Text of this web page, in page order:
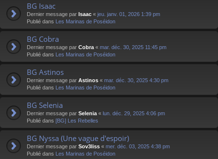
BG Isaac
Dernier message par Isaac « jeu. janv. 01, 2026 1:39 pm
Publié dans Les Marinas de Poséidon
BG Cobra
Dernier message par Cobra « mar. déc. 30, 2025 11:45 pm
Publié dans Les Marinas de Poséidon
BG Astinos
Dernier message par Astinos « mar. déc. 30, 2025 4:30 pm
Publié dans Les Marinas de Poséidon
BG Selenia
Dernier message par Selenia « lun. déc. 29, 2025 4:06 pm
Publié dans [BG] Les Rebelles
BG Nyssa (Une vague d'espoir)
Dernier message par Sov3liss « mer. déc. 03, 2025 4:38 pm
Publié dans Les Marinas de Poséidon